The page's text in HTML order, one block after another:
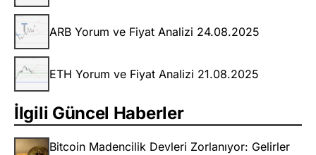
ARB Yorum ve Fiyat Analizi 24.08.2025
ETH Yorum ve Fiyat Analizi 21.08.2025
İlgili Güncel Haberler
Bitcoin Madencilik Devleri Zorlanıyor: Gelirler